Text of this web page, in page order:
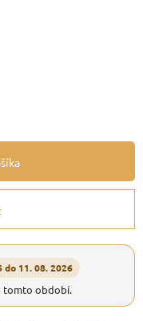
do 11. 08. 2026
tomto období.